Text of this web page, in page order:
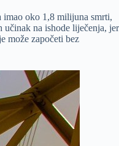
imao oko 1,8 milijuna smrti,
na ishode liječenja, jer
može započeti bez